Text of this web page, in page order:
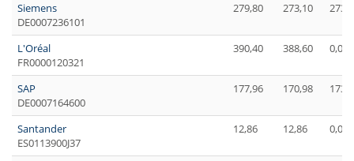
Siemens
DE0007236101
279,80 273,10
L'Oréal
FR0000120321
390,40 388,60 0,00
SAP
DE0007164600
177,96 170,98
Santander
ES0113900J37
12,86 12,86 0,00